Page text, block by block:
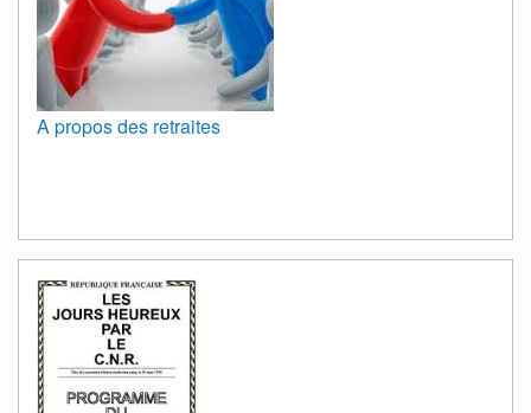
A propos des retraites